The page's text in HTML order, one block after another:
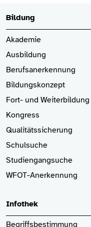
Bildung
Akademie
Ausbildung
Berufsanerkennung
Bildungskonzept
Fort- und Weiterbildung
Kongress
Qualitätssicherung
Schulsuche
Studiengangsuche
WFOT-Anerkennung
Infothek
Begriffsbestimmung